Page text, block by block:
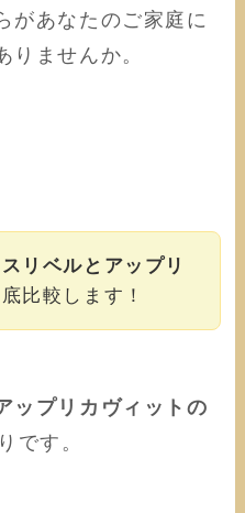
があなたのご家庭に
りませんか。
リベルとアップリ
比較します！
ップリカヴィットの
です。